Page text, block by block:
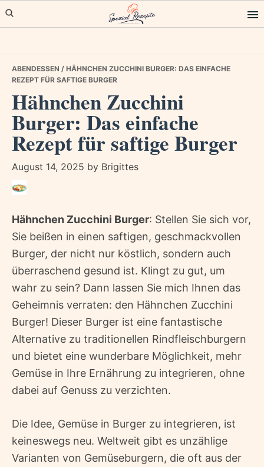
Skip
to
Skip
to
Skip
to
ABENDESSEN / HÄHNCHEN ZUCCHINI BURGER: DAS EINFACHE
REZEPT FÜR SAFTIGE BURGER
Hähnchen Zucchini
Burger: Das einfache
Rezept für saftige Burger
August 14, 2025 by Brigittes
Hähnchen Zucchini Burger: Stellen Sie sich vor,
Sie beißen in einen saftigen, geschmackvollen
Burger, der nicht nur köstlich, sondern auch
überraschend gesund ist. Klingt zu gut, um
wahr zu sein? Dann lassen Sie mich Ihnen das
Geheimnis verraten: den Hähnchen Zucchini
Burger! Dieser Burger ist eine fantastische
Alternative zu traditionellen Rindfleischburgern
und bietet eine wunderbare Möglichkeit, mehr
Gemüse in Ihre Ernährung zu integrieren, ohne
dabei auf Genuss zu verzichten.
Die Idee, Gemüse in Burger zu integrieren, ist
keineswegs neu. Weltweit gibt es unzählige
Varianten von Gemüseburgern, die oft aus der